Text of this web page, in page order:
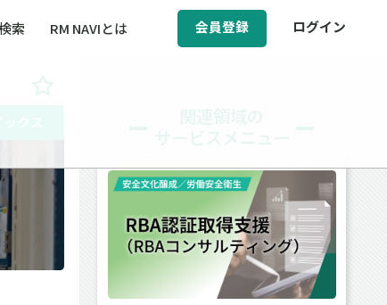
索 RM NAVIとは 会員登録 ログイン
事業継続マネジメント）
／労働安全衛生